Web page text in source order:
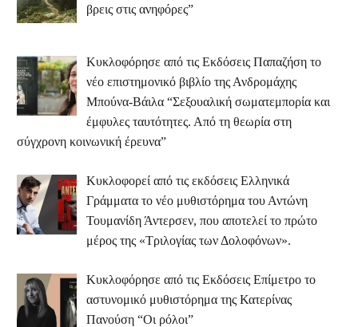
βρεις στις ανηφόρες”
Κυκλοφόρησε από τις Εκδόσεις Παπαζήση το
νέο επιστημονικό βιβλίο της Ανδρομάχης
Μπούνα-Βάιλα “Σεξουαλική σωματεμπορία και
έμφυλες ταυτότητες. Από τη θεωρία στη
σύγχρονη κοινωνική έρευνα”
Κυκλοφορεί από τις εκδόσεις Ελληνικά
Γράμματα το νέο μυθιστόρημα του Αντώνη
Τουμανίδη Άντερσεν, που αποτελεί το πρώτο
μέρος της «Τριλογίας των Δολοφόνων».
Κυκλοφόρησε από τις Εκδόσεις Επίμετρο το
αστυνομικό μυθιστόρημα της Κατερίνας
Πανούση “Οι ρόλοι”